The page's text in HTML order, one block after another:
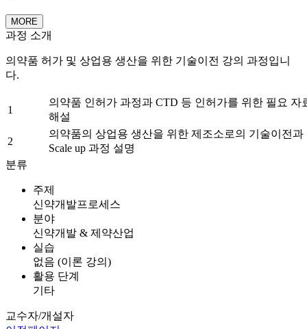
MORE
과정 소개
의약품 허가 및 상업용 생산을 위한 기술이전 강의 과정입니
다.
1
의약품 인허가 과정과 CTD 등 인허가를 위한 필요 자
해설
2
의약품의 상업용 생산을 위한 제조소로의 기술이전과
Scale up 과정 설명
분류
주제
신약개발프로세스
분야
신약개발 & 제약산업
실습
없음 (이론 강의)
활용 단계
기타
교수자/개설자